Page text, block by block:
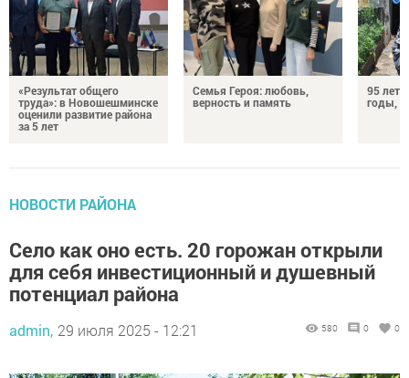
«Результат общего
труда»: в Новошешминске
оценили развитие района
за 5 лет
Семья Героя: любовь,
верность и память
95 лет
годы,
НОВОСТИ РАЙОНА
Село как оно есть. 20 горожан открыли
для себя инвестиционный и душевный
потенциал района
admin, 29 июля 2025 - 12:21 580 0 0